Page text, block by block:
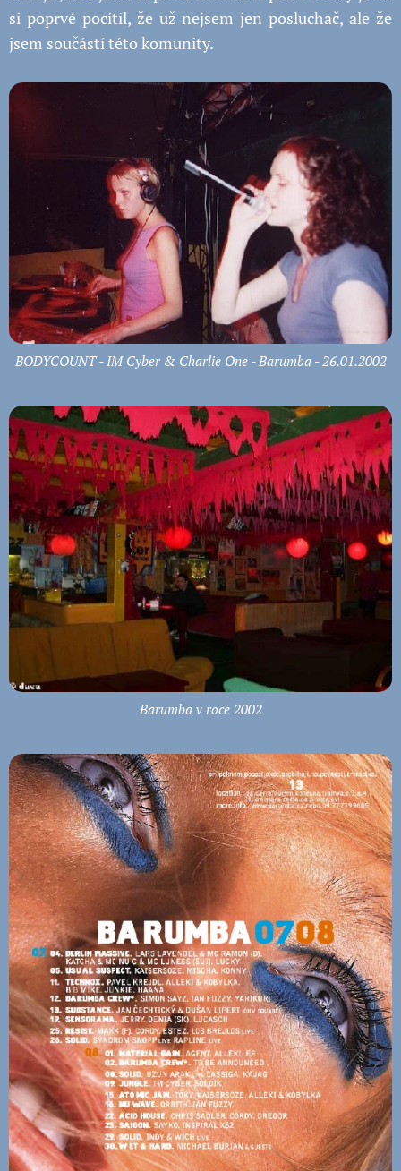
si poprvé pocítil, že už nejsem jen posluchač, ale že
jsem součástí této komunity.
BODYCOUNT - IM Cyber & Charlie One - Barumba - 26.01.2002
Barumba v roce 2002